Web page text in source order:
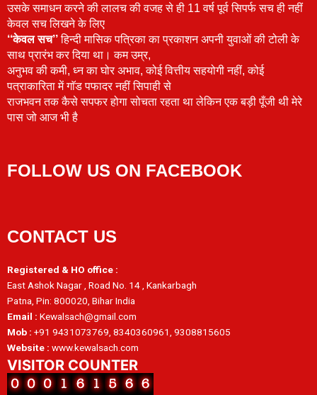
उसके समाधन करने की लालच की वजह से ही 11 वर्ष पूर्व सिपर्फ सच ही नहीं
केवल सच लिखने के लिए
‘‘केवल सच’’हिन्दी मासिक पत्रिका का प्रकाशन अपनी युवाओं की टोली के
साथ प्रारंभ कर दिया था। कम उम्र,
अनुभव की कमी, ध्न का घोर अभाव, कोई वित्तीय सहयोगी नहीं, कोई
पत्राकारिता में गाॅड पफादर नहीं सिपाही से
राजभवन तक कैसे सपफर होगा सोचता रहता था लेकिन एक बड़ी पूँजी थी मेरे
पास जो आज भी है
FOLLOW US ON FACEBOOK
CONTACT US
Registered & HO office :
East Ashok Nagar , Road No. 14 , Kankarbagh
Patna, Pin: 800020, Bihar India
Email : Kewalsach@gmail.com
Mob : +91 9431073769, 8340360961, 9308815605
Website : www.kewalsach.com
VISITOR COUNTER